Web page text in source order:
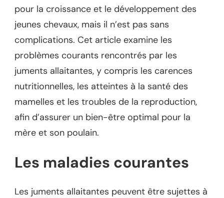
pour la croissance et le développement des
jeunes chevaux, mais il n’est pas sans
complications. Cet article examine les
problèmes courants rencontrés par les
juments allaitantes, y compris les carences
nutritionnelles, les atteintes à la santé des
mamelles et les troubles de la reproduction,
afin d’assurer un bien-être optimal pour la
mère et son poulain.
Les maladies courantes
Les juments allaitantes peuvent être sujettes à